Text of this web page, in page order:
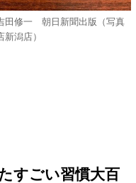
修一 朝日新聞出版（写真
潟店）
すごい習慣大百